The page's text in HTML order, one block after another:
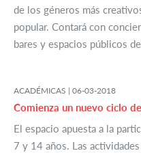
de los géneros más
popular. Contará con
bares y espacios públicos
ACADÉMICAS | 06-03-2018
Comienza un nuevo ciclo
El espacio apuesta a la
7 y 14 años. Las